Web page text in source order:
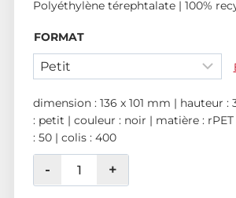
Polyéthylène térephtalate | 100%
FORMAT
dimension : 136 x 101 mm | hauteur
: petit | couleur : noir | matière : rPET
: 50 | colis : 400